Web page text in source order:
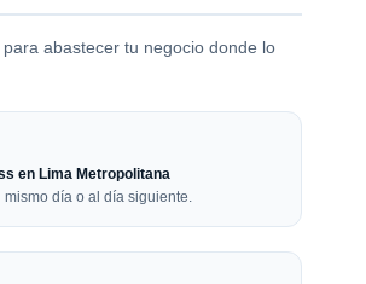
para abastecer tu negocio donde lo
en Lima Metropolitana
día o al día siguiente.